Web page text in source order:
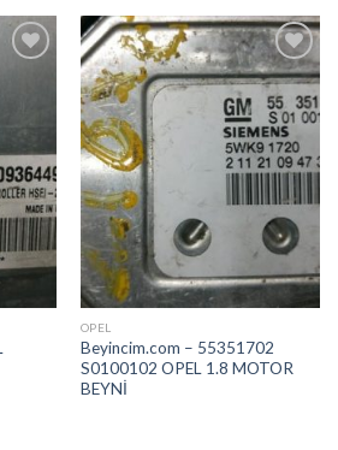
Listeme
Ekle
İstek
Listeme
Ekle
OPEL
Beyincim.com – 55351702
S0100102 OPEL 1.8 MOTOR
BEYNİ